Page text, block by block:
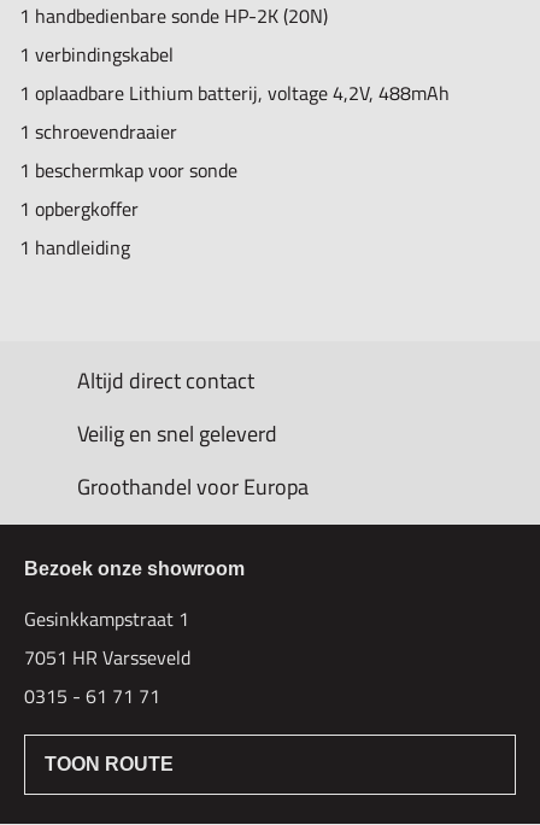
1 handbedienbare sonde HP-2K (20N)
1 verbindingskabel
1 oplaadbare Lithium batterij, voltage 4,2V, 488mAh
1 schroevendraaier
1 beschermkap voor sonde
1 opbergkoffer
1 handleiding
Altijd direct contact
Veilig en snel geleverd
Groothandel voor Europa
Bezoek onze showroom
Gesinkkampstraat 1
7051 HR Varsseveld
0315 - 61 71 71
TOON ROUTE